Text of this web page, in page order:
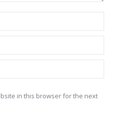
in this browser for the next